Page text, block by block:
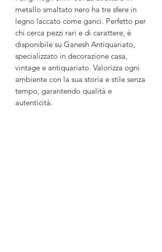
metallo smaltato nero ha tre sfere in
legno laccato come ganci. Perfetto per
chi cerca pezzi rari e di carattere, è
disponibile su Ganesh Antiquariato,
specializzato in decorazione casa,
vintage e antiquariato. Valorizza ogni
ambiente con la sua storia e stile senza
tempo, garantendo qualità e
autenticità.